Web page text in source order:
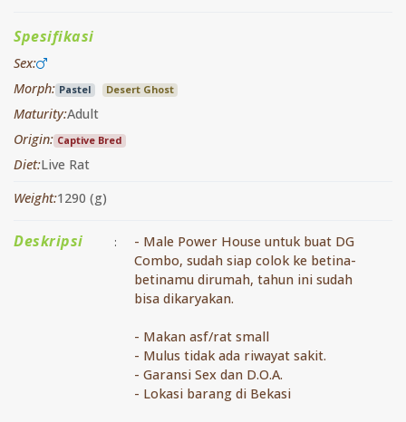
Spesifikasi
Sex:
Morph: Pastel Desert Ghost
Maturity:Adult
Origin: Captive Bred
Diet:Live Rat
Weight:1290 (g)
Deskripsi :
- Male Power House untuk buat DG
Combo, sudah siap colok ke betina-
betinamu dirumah, tahun ini sudah
bisa dikaryakan.
- Makan asf/rat small
- Mulus tidak ada riwayat sakit.
- ⁠Garansi Sex dan D.O.A.
- ⁠Lokasi barang di Bekasi